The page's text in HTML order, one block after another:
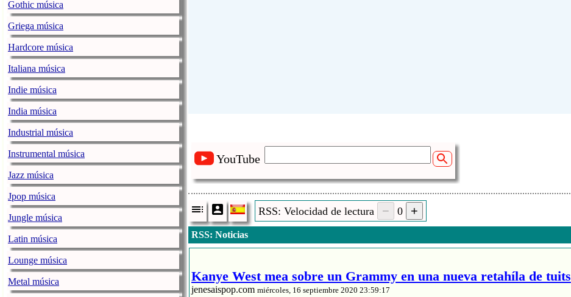
Gothic música
Griega música
Hardcore música
Italiana música
Indie música
India música
Industrial música
Instrumental música
Jazz música
Jpop música
Jungle música
Latin música
Lounge música
Metal música
YouTube
RSS: Velocidad de lectura 0
RSS: Noticias
Kanye West mea sobre un Grammy en una nueva retahíla de tuits
jenesaispop.com miércoles, 16 septiembre 2020 23:59:17